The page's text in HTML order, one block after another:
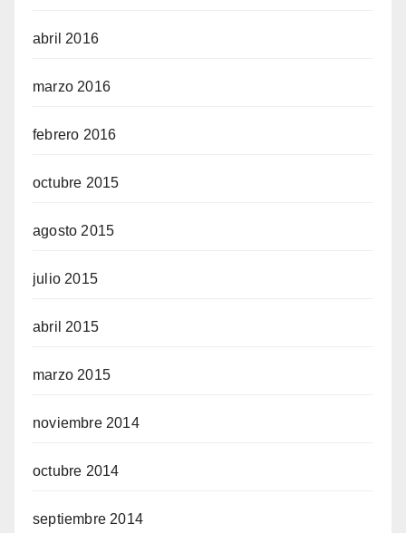
abril 2016
marzo 2016
febrero 2016
octubre 2015
agosto 2015
julio 2015
abril 2015
marzo 2015
noviembre 2014
octubre 2014
septiembre 2014